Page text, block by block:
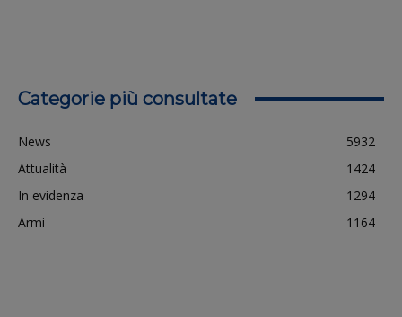
Categorie più consultate
News
5932
Attualità
1424
In evidenza
1294
Armi
1164